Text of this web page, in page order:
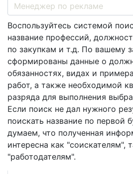
Воспользуйтесь системой
название профессий,
по закупкам и т.д. По вашему
сформированы данные о
обязанностях, видах и
работ, а также необходимой
разряда для выполнения
Если поиск не дал нужного
поискать название по первой
думаем, что полученная
интересна как "соискателям",
"работодателям".